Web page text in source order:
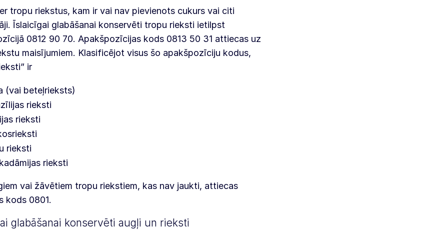
tropu riekstus, kam ir vai nav pievienots cukurs vai citi
Īslaicīgai glabāšanai konservēti tropu rieksti ietilpst
0812 90 70. Apakšpozīcijas kods 0813 50 31 attiecas uz
maisījumiem. Klasificējot visus šo apakšpozīciju kodus,
ir
(vai beteļrieksts)
rieksti
rieksti
rieksti
rieksti
vai žāvētiem tropu riekstiem, kas nav jaukti, attiecas
kods 0801.
glabāšanai konservēti augļi un rieksti